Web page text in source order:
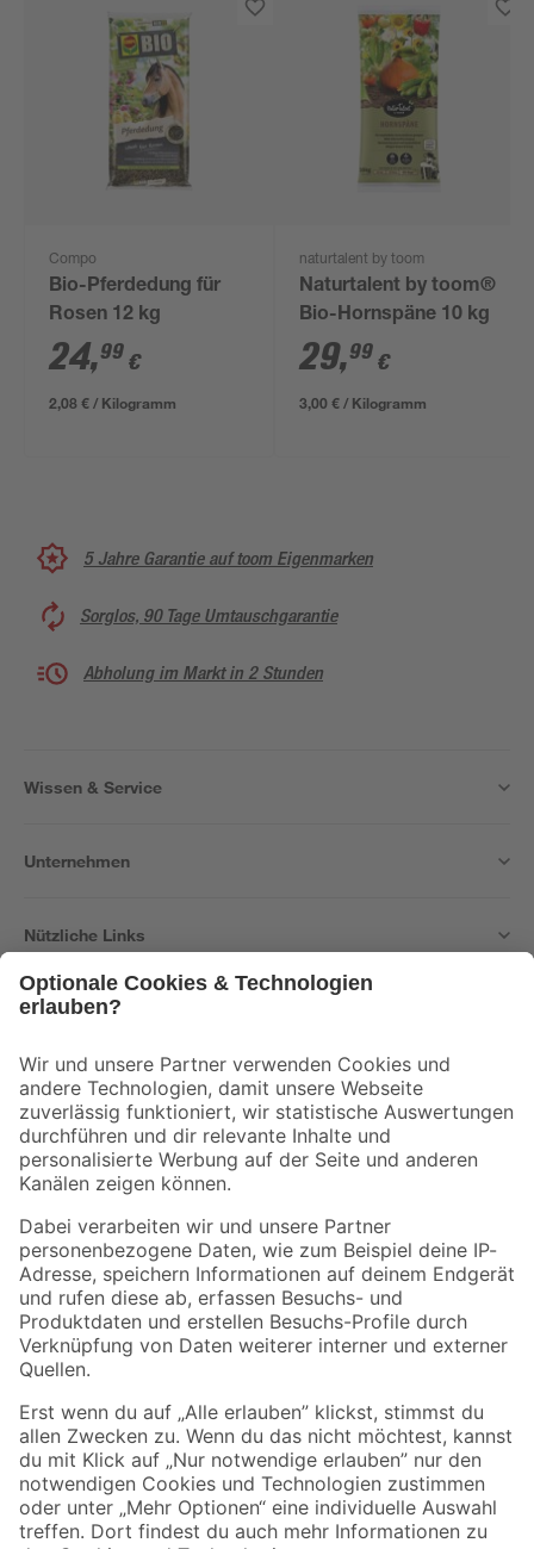
Compo
Bio-Pferdedung für
Rosen 12 kg
24,99 €
2,08 € / Kilogramm
naturtalent by toom
Naturtalent by toom®
Bio-Hornspäne 10 kg
29,99 €
3,00 € / Kilogramm
5 Jahre Garantie auf toom Eigenmarken
Sorglos, 90 Tage Umtauschgarantie
Abholung im Markt in 2 Stunden
Wissen & Service
Unternehmen
Nützliche Links
Der toom Newsletter: Keine Angebote und Aktionen mehr verpassen!
Zur Newsletter Anmeldung
Folge uns
Zahlungsarten Versandarten
Sicher einkaufen
Jetzt die toom-App herunterladen